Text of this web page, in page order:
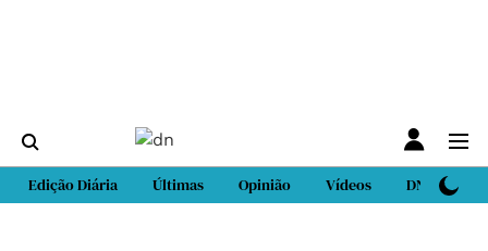
Edição Diária Últimas Opinião Vídeos DN Sport